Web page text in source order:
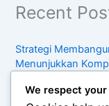
Recent
Strategi
Menunjukkan
Panduan
Lingkungan Kerja
We respect